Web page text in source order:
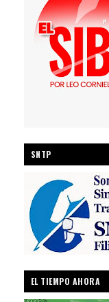
SNTP
EL TIEMPO AHORA